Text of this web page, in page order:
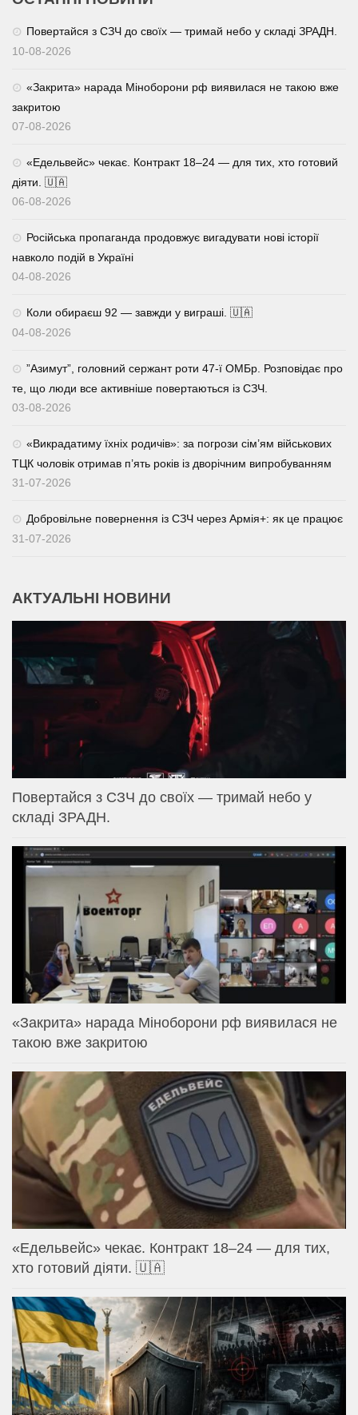
Повертайся з СЗЧ до своїх — тримай небо у складі ЗРАДН.
10-08-2026
«Закрита» нарада Міноборони рф виявилася не такою вже
закритою
07-08-2026
«Едельвейс» чекає. Контракт 18–24 — для тих, хто готовий
діяти. 🇺🇦
06-08-2026
Російська пропаганда продовжує вигадувати нові історії
навколо подій в Україні
04-08-2026
Коли обираєш 92 — завжди у виграші. 🇺🇦
04-08-2026
⁨”Азимут”, головний сержант роти 47-ї ОМБр. Розповідає про
те, що люди все активніше повертаються із СЗЧ.
03-08-2026
«Викрадатиму їхніх родичів»: за погрози сім’ям військових
ТЦК чоловік отримав п’ять років із дворічним випробуванням
31-07-2026
Добровільне повернення із СЗЧ через Армія+: як це працює
31-07-2026
АКТУАЛЬНІ НОВИНИ
Повертайся з СЗЧ до своїх — тримай небо у
складі ЗРАДН.
«Закрита» нарада Міноборони рф виявилася не
такою вже закритою
«Едельвейс» чекає. Контракт 18–24 — для тих,
хто готовий діяти. 🇺🇦